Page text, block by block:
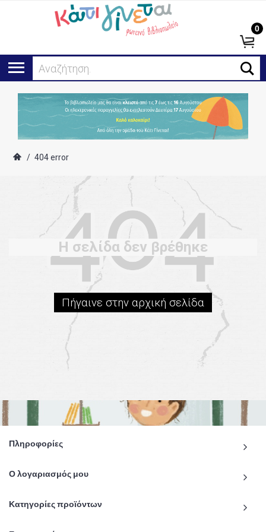
Αναζήτηση..
0
/ 404 error
Η σελίδα δεν βρέθηκε
Πήγαινε στην αρχική σελίδα
Πληροφορίες
Ο λογαριασμός μου
Κατηγορίες προϊόντων